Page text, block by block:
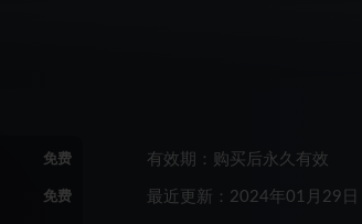
免费
免费
有效期：购买后永久有效
最近更新：2024年01月29日